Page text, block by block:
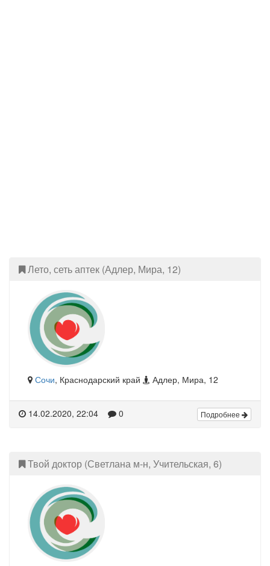
Лето, сеть аптек (Адлер, Мира, 12)
Сочи, Краснодарский край Адлер, Мира, 12
14.02.2020, 22:04 0 Подробнее
Твой доктор (Светлана м-н, Учительская, 6)